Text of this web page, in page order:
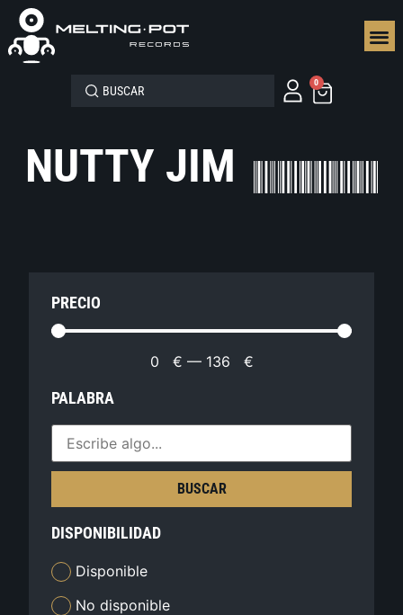
0
NUTTY JIM
PRECIO
0 € — 136 €
PALABRA
BUSCAR
DISPONIBILIDAD
Disponible
No disponible